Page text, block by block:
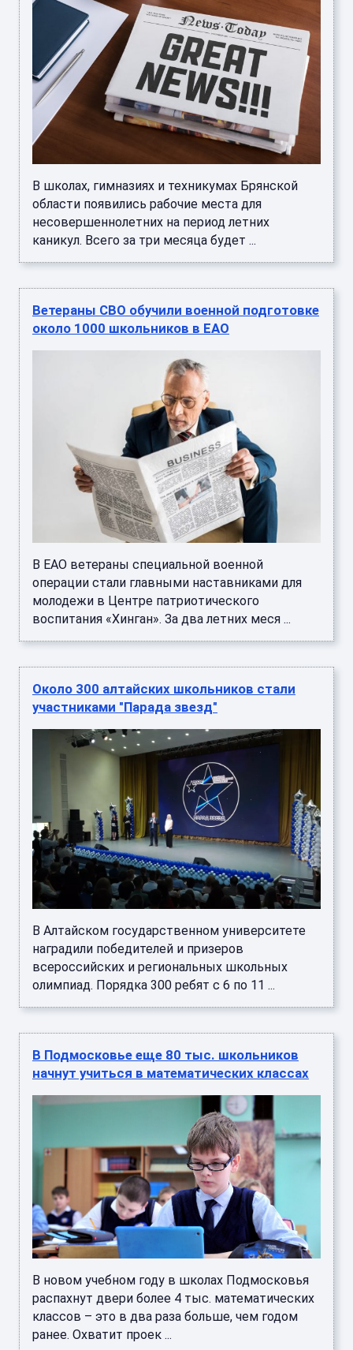
В школах, гимназиях и техникумах Брянской
области появились рабочие места для
несовершеннолетних на период летних
каникул. Всего за три месяца будет ...
Ветераны СВО обучили военной подготовке
около 1000 школьников в ЕАО
В ЕАО ветераны специальной военной
операции стали главными наставниками для
молодежи в Центре патриотического
воспитания «Хинган». За два летних меся ...
Около 300 алтайских школьников стали
участниками "Парада звезд"
В Алтайском государственном университете
наградили победителей и призеров
всероссийских и региональных школьных
олимпиад. Порядка 300 ребят с 6 по 11 ...
В Подмосковье еще 80 тыс. школьников
начнут учиться в математических классах
В новом учебном году в школах Подмосковья
распахнут двери более 4 тыс. математических
классов – это в два раза больше, чем годом
ранее. Охватит проек ...